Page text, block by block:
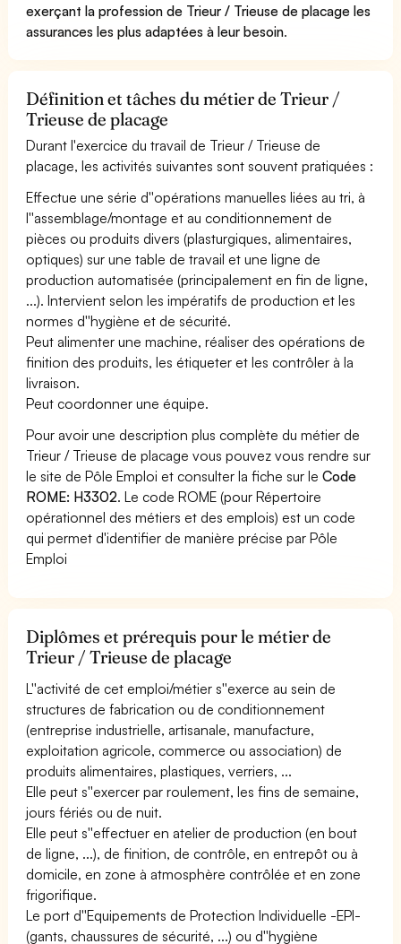
exerçant la profession de Trieur / Trieuse de placage les
assurances les plus adaptées à leur besoin.
Définition et tâches du métier de Trieur /
Trieuse de placage
Durant l'exercice du travail de Trieur / Trieuse de
placage, les activités suivantes sont souvent pratiquées :
Effectue une série d''opérations manuelles liées au tri, à
l''assemblage/montage et au conditionnement de
pièces ou produits divers (plasturgiques, alimentaires,
optiques) sur une table de travail et une ligne de
production automatisée (principalement en fin de ligne,
...). Intervient selon les impératifs de production et les
normes d''hygiène et de sécurité.
Peut alimenter une machine, réaliser des opérations de
finition des produits, les étiqueter et les contrôler à la
livraison.
Peut coordonner une équipe.
Pour avoir une description plus complète du métier de
Trieur / Trieuse de placage vous pouvez vous rendre sur
le site de Pôle Emploi et consulter la fiche sur leCode
ROME: H3302. Le code ROME (pour Répertoire
opérationnel des métiers et des emplois) est un code
qui permet d'identifier de manière précise par Pôle
Emploi
Diplômes et prérequis pour le métier de
Trieur / Trieuse de placage
L''activité de cet emploi/métier s''exerce au sein de
structures de fabrication ou de conditionnement
(entreprise industrielle, artisanale, manufacture,
exploitation agricole, commerce ou association) de
produits alimentaires, plastiques, verriers, ...
Elle peut s''exercer par roulement, les fins de semaine,
jours fériés ou de nuit.
Elle peut s''effectuer en atelier de production (en bout
de ligne, ...), de finition, de contrôle, en entrepôt ou à
domicile, en zone à atmosphère contrôlée et en zone
frigorifique.
Le port d''Equipements de Protection Individuelle -EPI-
(gants, chaussures de sécurité, ...) ou d''hygiène